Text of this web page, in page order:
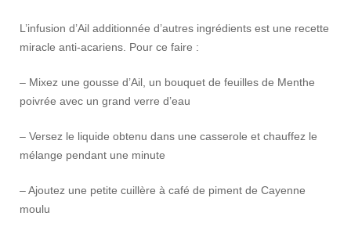
L’infusion d’Ail additionnée d’autres ingrédients est une recette
miracle anti-acariens. Pour ce faire :
– Mixez une gousse d’Ail, un bouquet de feuilles de Menthe
poivrée avec un grand verre d’eau
– Versez le liquide obtenu dans une casserole et chauffez le
mélange pendant une minute
– Ajoutez une petite cuillère à café de piment de Cayenne
moulu